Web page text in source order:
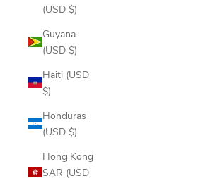
(USD $)
Guyana
(USD $)
Haiti (USD
$)
Honduras
(USD $)
Hong Kong
SAR (USD